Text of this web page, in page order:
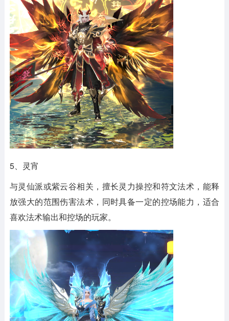
5、灵宵
与灵仙派或紫云谷相关，擅长灵力操控和符文法术，能释
放强大的范围伤害法术，同时具备一定的控场能力，适合
喜欢法术输出和控场的玩家。